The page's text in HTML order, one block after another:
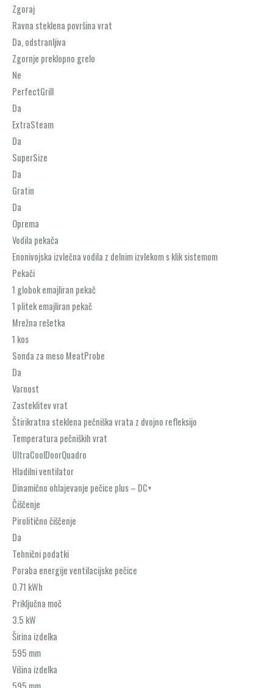
Zgoraj
Ravna steklena površina vrat
Da, odstranljiva
Zgornje preklopno grelo
Ne
PerfectGrill
Da
ExtraSteam
Da
SuperSize
Da
Gratin
Da
Oprema
Vodila pekača
Enonivojska izvlečna vodila z delnim izvlekom s klik sistemom
Pekači
1 globok emajliran pekač
1 plitek emajliran pekač
Mrežna rešetka
1 kos
Sonda za meso MeatProbe
Da
Varnost
Zasteklitev vrat
Štirikratna steklena pečniška vrata z dvojno refleksijo
Temperatura pečniških vrat
UltraCoolDoorQuadro
Hladilni ventilator
Dinamično ohlajevanje pečice plus – DC+
Čiščenje
Pirolitično čiščenje
Da
Tehnični podatki
Poraba energije ventilacijske pečice
0.71 kWh
Priključna moč
3.5 kW
Širina izdelka
595 mm
Višina izdelka